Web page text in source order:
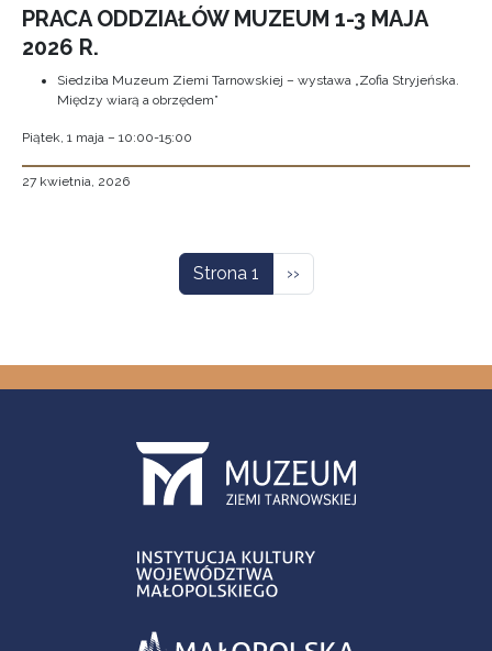
PRACA ODDZIAŁÓW MUZEUM 1-3 MAJA
2026 R.
Siedziba Muzeum Ziemi Tarnowskiej – wystawa „Zofia Stryjeńska.
Między wiarą a obrzędem”
Piątek, 1 maja – 10:00-15:00
27 kwietnia, 2026
Strona 1 Następna strona
››